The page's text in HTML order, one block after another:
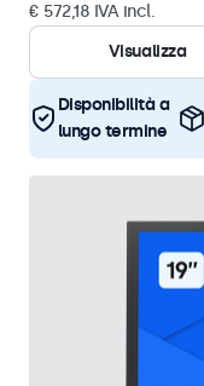
€ 572,18 IVA incl.
Visualizza
Disponibilità a
lungo termine